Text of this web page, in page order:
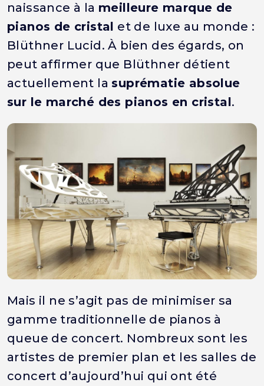
naissance à la meilleure marque de
pianos de cristal et de luxe au monde :
Blüthner Lucid. À bien des égards, on
peut affirmer que Blüthner détient
actuellement la suprématie absolue
sur le marché des pianos en cristal.
Mais il ne s’agit pas de minimiser sa
gamme traditionnelle de pianos à
queue de concert. Nombreux sont les
artistes de premier plan et les salles de
concert d’aujourd’hui qui ont été